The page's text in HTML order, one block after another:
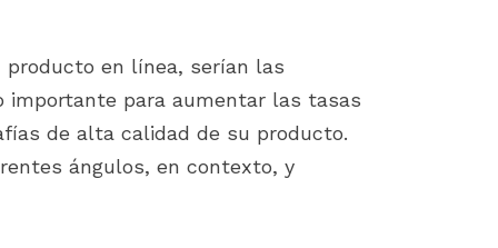
producto en línea, serían las
importante para aumentar las tasas
de alta calidad de su producto.
ángulos, en contexto, y